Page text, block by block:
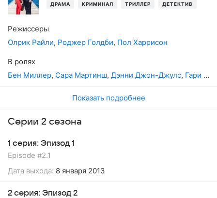
ДРАМА КРИМИНАЛ ТРИЛЛЕР ДЕТЕКТИВ
Режиссеры
Олрик Райли, Роджер Голдби, Пол Харрисон
В ролях
Бен Миллер, Сара Мартинш, Дэнни Джон-Джулс, Гари Карр
Показать подробнее
Серии 2 сезона
1 серия: Эпизод 1
Episode #2.1
Дата выхода: 8 января 2013
2 серия: Эпизод 2